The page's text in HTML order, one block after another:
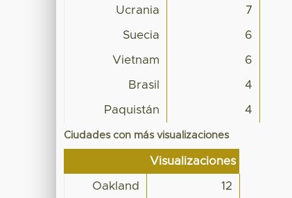
Ucrania 7
Suecia 6
Vietnam 6
Brasil 4
Paquistán 4
Ciudades con más visualizaciones
Visualizaciones
Oakland 12